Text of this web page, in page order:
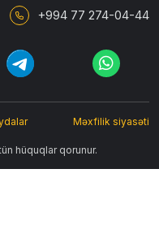
+994 77 274-04-44
hüquqlar qorunur.
Məxfilik siyasəti